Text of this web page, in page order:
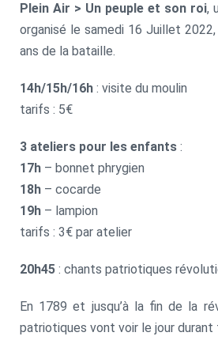
Plein Air > Un peuple et son roi,
organisé le samedi 16 Juillet 2022,
ans de la bataille.
14h/15h/16h : visite du moulin
tarifs : 5€
3 ateliers pour les enfants :
17h – bonnet phrygien
18h – cocarde
19h – lampion
tarifs : 3€ par atelier
20h45 : chants patriotiques
En 1789 et jusqu’à la fin de la
patriotiques vont voir le jour